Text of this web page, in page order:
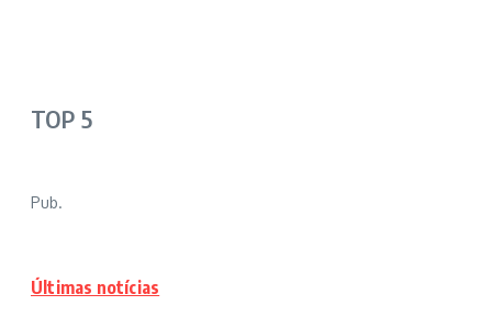
TOP 5
Pub.
Últimas notícias